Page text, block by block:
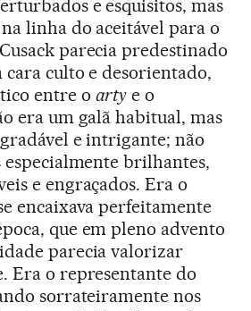
e esquisitos, mas
linha do aceitável para o
parecia predestinado
culto e desorientado,
entre o arty e o
era um galã habitual, mas
e intrigante; não
especialmente brilhantes,
e engraçados. Era o
encaixava perfeitamente
que em pleno advento
parecia valorizar
Era o representante do
sorrateiramente nos